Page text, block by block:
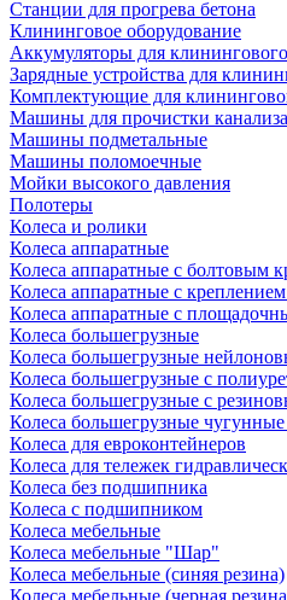
Станции для прогрева бетона
Клининговое оборудование
Аккумуляторы для
Зарядные устройства для
Комплектующие для
Машины для прочистки
Машины подметальные
Машины поломоечные
Мойки высокого давления
Полотеры
Колеса и ролики
Колеса аппаратные
Колеса аппаратные с болтовым
Колеса аппаратные с
Колеса аппаратные с
Колеса большегрузные
Колеса большегрузные
Колеса большегрузные с
Колеса большегрузные с
Колеса большегрузные
Колеса для евроконтейнеров
Колеса для тележек
Колеса без подшипника
Колеса с подшипником
Колеса мебельные
Колеса мебельные "Шар"
Колеса мебельные (синяя резина)
Колеса мебельные (черная